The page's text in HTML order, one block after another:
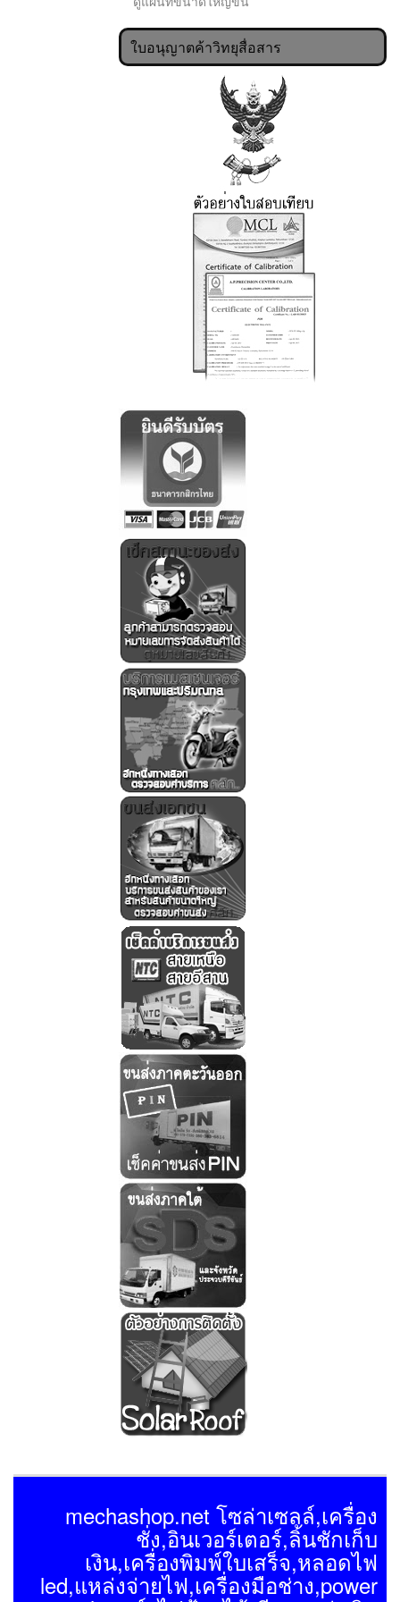
ใบอนุญาตค้าวิทยุสื่อสาร
mechashop.net โซล่าเซลล์,เครื่อง
ชั่ง,อินเวอร์เตอร์,ลิ้นชักเก็บ
เงิน,เครื่องพิมพ์ใบเสร็จ,หลอดไฟ
led,แหล่งจ่ายไฟ,เครื่องมือช่าง,power